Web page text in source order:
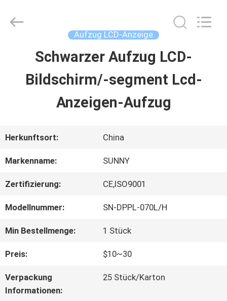
HAUS
PRODUKTE
VIDEOS
FABRIK-
AUSFLUG
QUALITÄTSKONTROLLE
SUNNY
Aufzug LCD-Anzeige
Schwarzer Aufzug LCD-
Bildschirm/-segment Lcd-
Anzeigen-Aufzug
Herkunftsort: China
Markenname: SUNNY
Zertifizierung: CE,ISO9001
Modellnummer: SN-DPPL-070L/H
Min Bestellmenge: 1 Stück
Preis: $10~30
Verpackung
Informationen:
25 Stück/Karton